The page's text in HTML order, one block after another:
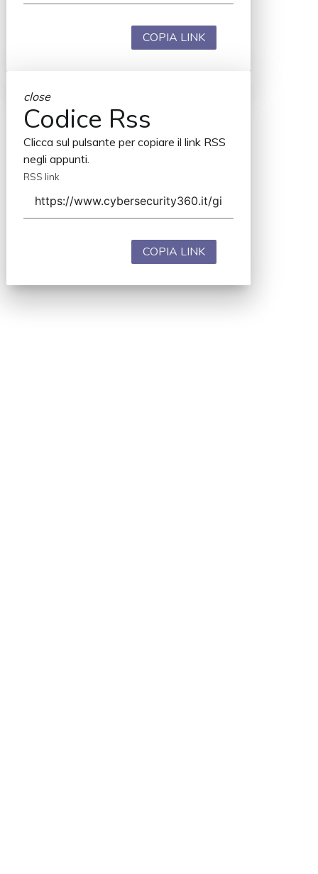
COPIA LINK
close
Codice Rss
Clicca sul pulsante per copiare il link RSS
negli appunti.
RSS link
COPIA LINK